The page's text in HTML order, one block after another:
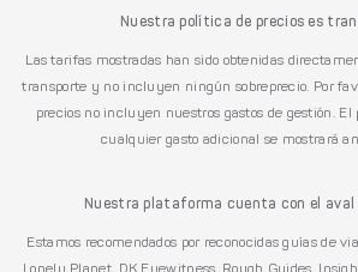
Nuestra política de precios es
Las tarifas mostradas han sido obtenidas
transporte y no incluyen ningún sobreprecio. Por
precios no incluyen nuestros gastos de gestión.
cualquier gasto adicional se mostrará
Nuestra plataforma cuenta con el aval
Estamos recomendados por reconocidas guías de